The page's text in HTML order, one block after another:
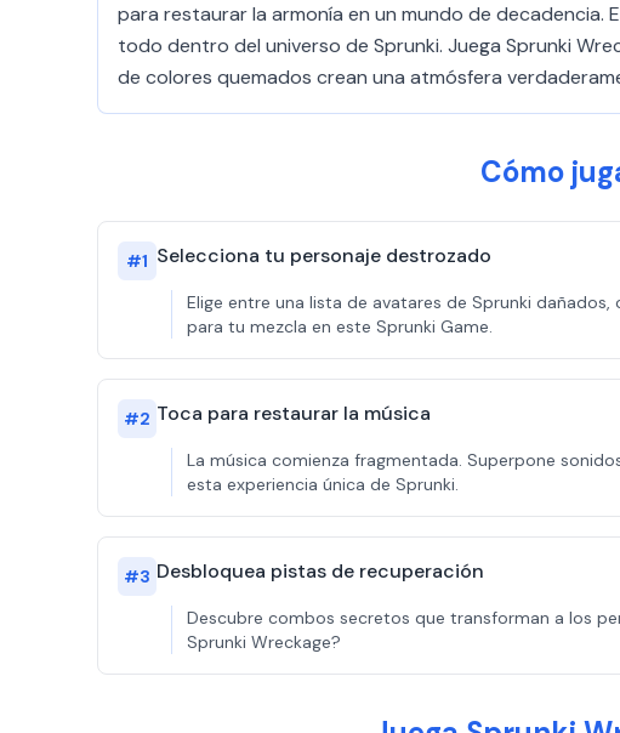
para restaurar la armonía en un mundo de decadencia.
todo dentro del universo de Sprunki. Juega Sprunki
de colores quemados crean una atmósfera
Cómo
#1 Selecciona tu personaje destrozado
Elige entre una lista de avatares de Sprunki
para tu mezcla en este Sprunki Game.
#2 Toca para restaurar la música
La música comienza fragmentada. Superpone
esta experiencia única de Sprunki.
#3 Desbloquea pistas de recuperación
Descubre combos secretos que transforman a los
Sprunki Wreckage?